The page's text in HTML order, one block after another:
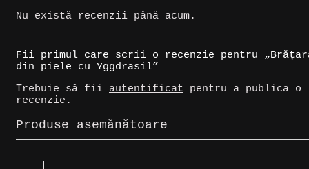
Nu există recenzii până acum.
Fii primul care scrii o recenzie pentru
din piele cu Yggdrasil”
Trebuie să fii autentificat pentru a publica o
recenzie.
Produse asemănătoare